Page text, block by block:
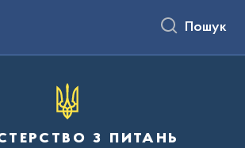
Пошук
з питань